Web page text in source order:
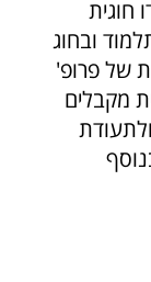
חוגית
ובחוג
של פרופ'
מקבלים